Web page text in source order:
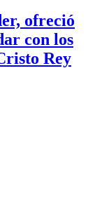
ofreció
con los
Rey